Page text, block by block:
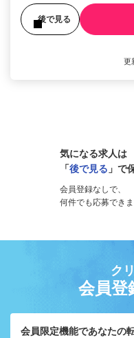
後で見る
更
気になる求人は
「後で見る 」で
会員登録なしで、
何件でも応募できま
ク
会員登
会員限定機能であなたの